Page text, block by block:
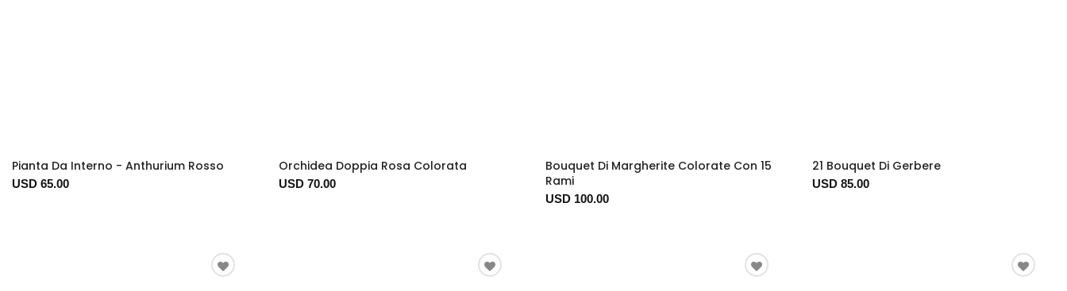
Pianta Da Interno - Anthurium Rosso
USD 65.00
Orchidea Doppia Rosa Colorata
USD 70.00
Bouquet Di Margherite Colorate Con 15
Rami
USD 100.00
21 Bouquet Di Gerbere
USD 85.00